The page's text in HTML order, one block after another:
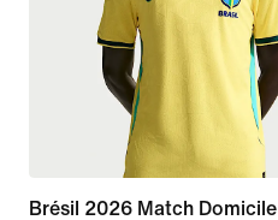
Brésil 2026 Match Domicile